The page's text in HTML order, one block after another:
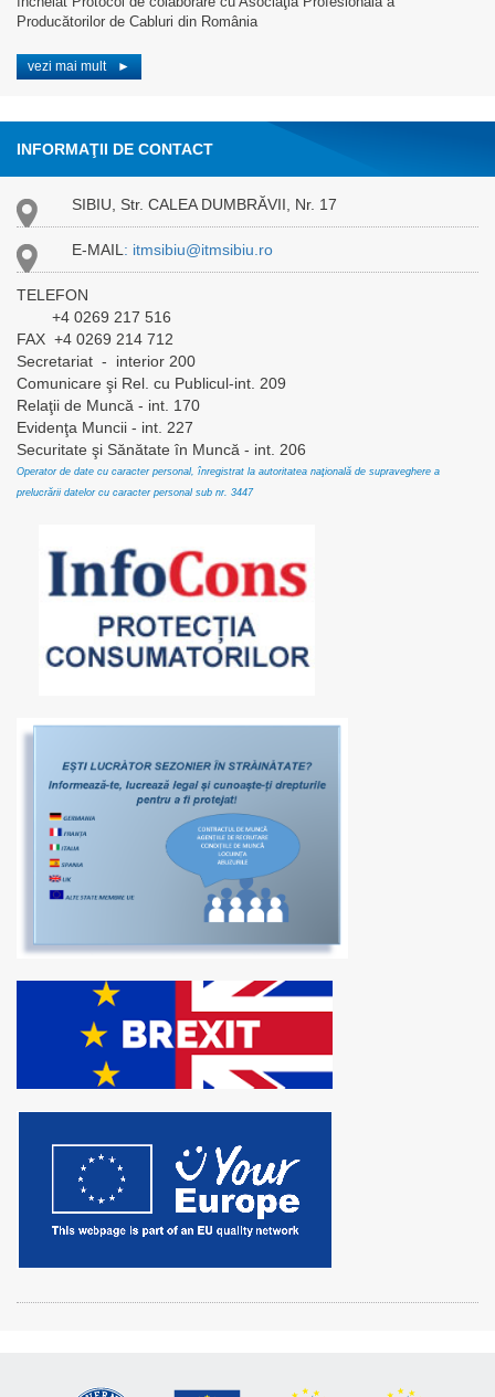
Producătorilor de Cabluri din România
vezi mai mult ►
INFORMAŢII DE CONTACT
SIBIU, Str. CALEA DUMBRĂVII, Nr. 17
E-MAIL : itmsibiu@itmsibiu.ro
TELEFON
+4 0269 217 516
FAX +4 0269 214 712
Secretariat - interior 200
Comunicare şi Rel. cu Publicul-int. 209
Relaţii de Muncă - int. 170
Evidenţa Muncii - int. 227
Securitate şi Sănătate în Muncă - int. 206
Operator de date cu caracter personal, înregistrat la autoritatea naţională de supraveghere a
prelucrării datelor cu caracter personal sub nr. 3447